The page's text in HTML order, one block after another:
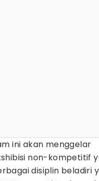
ini akan menggelar
non-kompetitif
disiplin beladiri